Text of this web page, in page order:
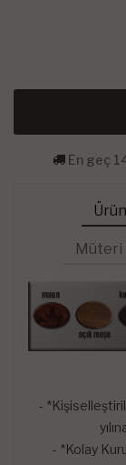
En geç
Müteri
-
- *Kolay